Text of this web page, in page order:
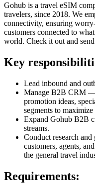
Gohub is a travel eSIM
travelers, since 2018. We
connectivity, ensuring
customers connected to
world. Check it out and
Key
Lead inbound and
Manage B2B CRM —
promotion ideas,
segments to
Expand Gohub B2B
streams.
Conduct research
customers, agents,
the general travel
Requirements: